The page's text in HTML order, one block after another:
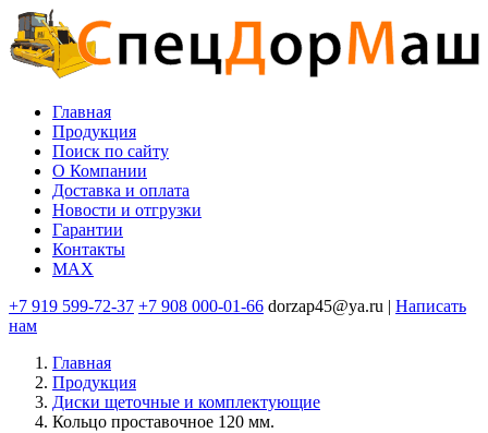
Перейти
к
основному
содержанию
Основная
навигация
Главная
Продукция
Поиск по сайту
O Компании
Доставка и оплата
Новости и отгрузки
Гарантии
Контакты
MAX
+7 919 599-72-37 +7 908 000-01-66 dorzap45@ya.ru | Написать
нам
Главная
Продукция
Диски щеточные и комплектующие
Кольцо проставочное 120 мм.